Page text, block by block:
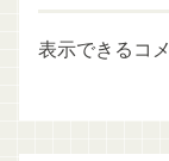
表示できるコ